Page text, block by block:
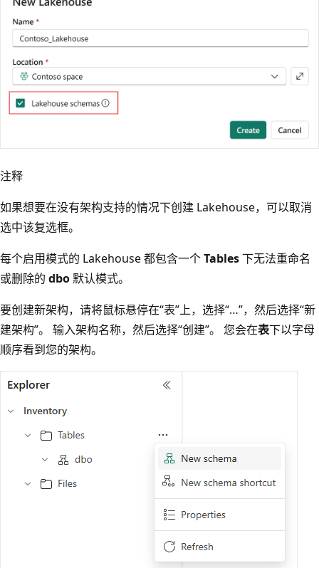
注释
如果想要在没有架构支持的情况下创建 Lakehouse，可以取消
选中该复选框。
每个启用模式的 Lakehouse 都包含一个Tables下无法重命名
或删除的 dbo 默认模式。
要创建新架构，请将鼠标悬停在“表”上，选择“…”，然后选择“新
建架构”。
输入架构名称，然后选择“创建”。 您会在表下以字母
顺序看到您的架构。